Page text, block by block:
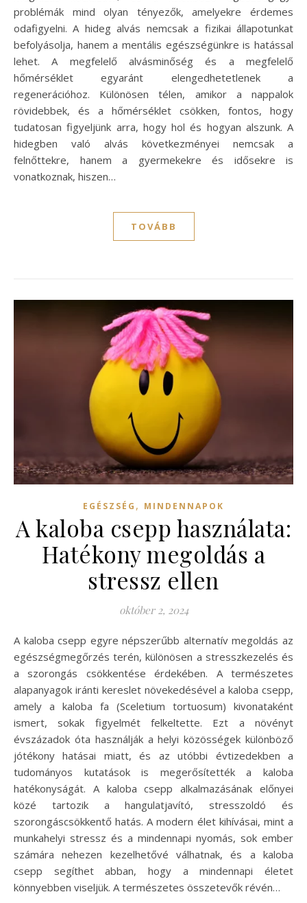
problémák mind olyan tényezők, amelyekre érdemes
odafigyelni. A hideg alvás nemcsak a fizikai állapotunkat
befolyásolja, hanem a mentális egészségünkre is hatással
lehet. A megfelelő alvásminőség és a megfelelő
hőmérséklet egyaránt elengedhetetlenek a
regenerációhoz. Különösen télen, amikor a nappalok
rövidebbek, és a hőmérséklet csökken, fontos, hogy
tudatosan figyeljünk arra, hogy hol és hogyan alszunk. A
hidegben való alvás következményei nemcsak a
felnőttekre, hanem a gyermekekre és idősekre is
vonatkoznak, hiszen…
TOVÁBB
EGÉSZSÉG , MINDENNAPOK
A kaloba csepp használata:
Hatékony megoldás a
stressz ellen
október 2, 2024
A kaloba csepp egyre népszerűbb alternatív megoldás az
egészségmegőrzés terén, különösen a stresszkezelés és
a szorongás csökkentése érdekében. A természetes
alapanyagok iránti kereslet növekedésével a kaloba csepp,
amely a kaloba fa (Sceletium tortuosum) kivonataként
ismert, sokak figyelmét felkeltette. Ezt a növényt
évszázadok óta használják a helyi közösségek különböző
jótékony hatásai miatt, és az utóbbi évtizedekben a
tudományos kutatások is megerősítették a kaloba
hatékonyságát. A kaloba csepp alkalmazásának előnyei
közé tartozik a hangulatjavító, stresszoldó és
szorongáscsökkentő hatás. A modern élet kihívásai, mint a
munkahelyi stressz és a mindennapi nyomás, sok ember
számára nehezen kezelhetővé válhatnak, és a kaloba
csepp segíthet abban, hogy a mindennapi életet
könnyebben viseljük. A természetes összetevők révén…